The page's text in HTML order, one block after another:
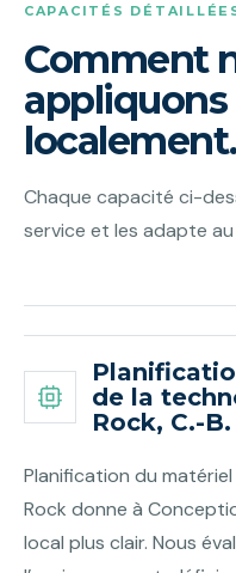
CAPACITÉS
Comment
appliquons
localement.
Chaque capacité ci-
service et les adapte
de la
Rock, C.-B.
Planification du
Rock donne à
local plus clair. Nous